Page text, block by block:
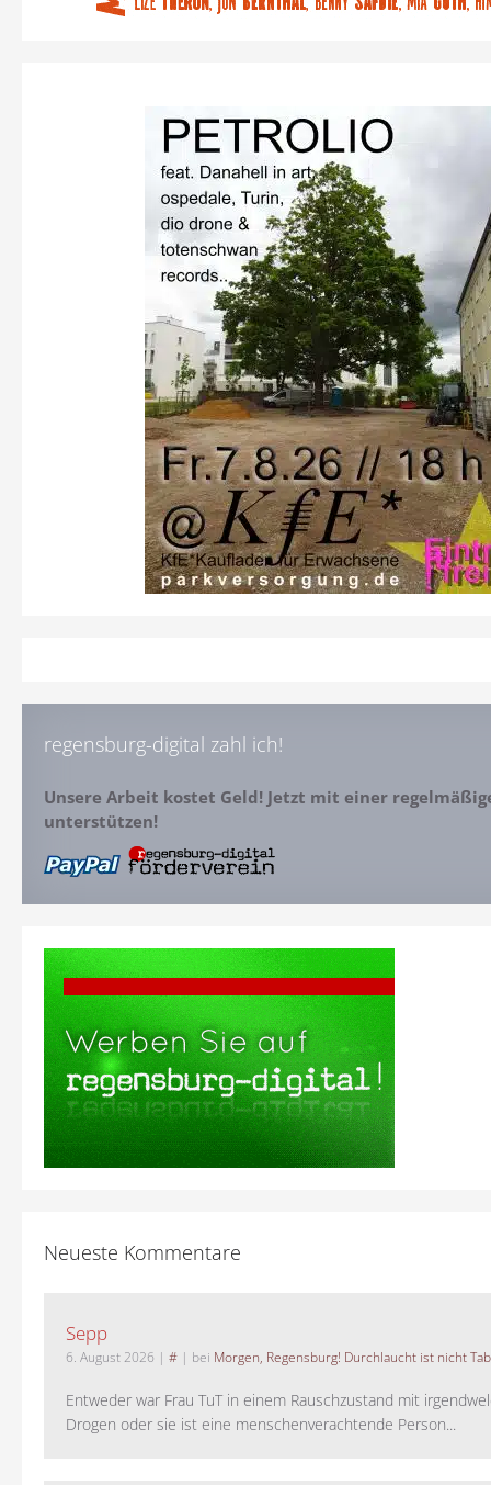
regensburg-digital zahl ich!
Unsere Arbeit kostet Geld! Jetzt mit einer
unterstützen!
Neueste Kommentare
Sepp
6. August 2026 | # | bei Morgen, Regensburg! Durchlaucht ist nicht
Entweder war Frau TuT in einem Rauschzustand mit
Drogen oder sie ist eine menschenverachtende Person...